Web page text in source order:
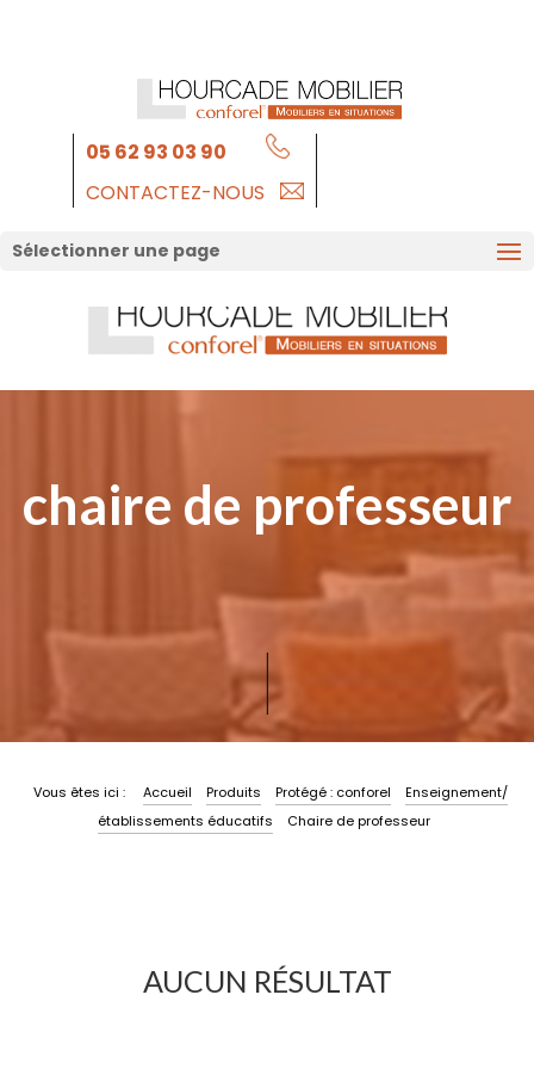
05 62 93 03 90
CONTACTEZ-NOUS
Sélectionner une page
chaire de professeur
|
Vous êtes ici : Accueil Produits Protégé : conforel
Enseignement/
établissements éducatifs
Chaire de professeur
AUCUN RÉSULTAT